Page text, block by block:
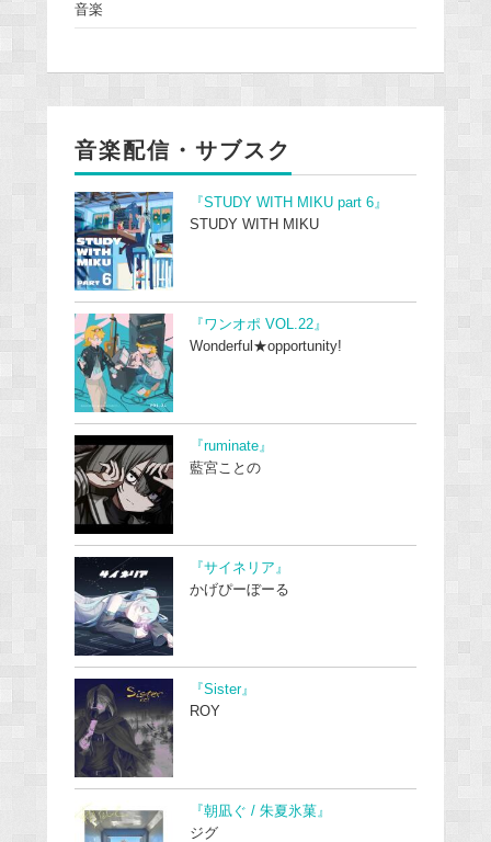
音楽
音楽配信・サブスク
『STUDY WITH MIKU part 6』
STUDY WITH MIKU
『ワンオポ VOL.22』
Wonderful★opportunity!
『ruminate』
藍宮ことの
『サイネリア』
かげぴーぼーる
『Sister』
ROY
『朝凪ぐ / 朱夏氷菓』
ジグ